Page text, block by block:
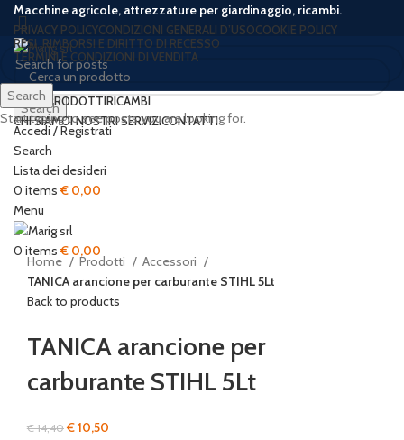
Macchine agricole, attrezzature per giardinaggio, ricambi.
PRIVACY POLICYCONDIZIONI GENERALI D’USOCOOKIE POLICY
RESI, RIMBORSI E DIRITTO DI RECESSO
TERMINI E CONDIZIONI DI VENDITA
Search
Accedi / Registrati
Search
Lista dei desideri
0 items € 0,00
Menu
0 items € 0,00
HOME PRODOTTIRICAMBI
CHI SIAMOI NOSTRI SERVIZICONTATTI
-27%
Click to enlarge
Home Prodotti
Accessori
TANICA arancione per carburante STIHL 5Lt
Back to products
TANICA arancione per
carburante STIHL 5Lt
€14,40Il€10,50
Search
Start typing to see posts you are looking for.